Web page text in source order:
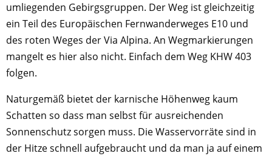
umliegenden Gebirgsgruppen. Der Weg ist gleichzeitig
ein Teil des Europäischen Fernwanderweges E10 und
des roten Weges der Via Alpina. An Wegmarkierungen
mangelt es hier also nicht. Einfach dem Weg KHW 403
folgen.
Naturgemäß bietet der karnische Höhenweg kaum
Schatten so dass man selbst für ausreichenden
Sonnenschutz sorgen muss. Die Wasservorräte sind in
der Hitze schnell aufgebraucht und da man ja auf einem